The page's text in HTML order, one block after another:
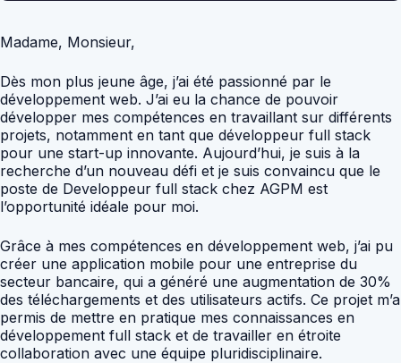
Madame, Monsieur,
Dès mon plus jeune âge, j’ai été passionné par le
développement web. J’ai eu la chance de pouvoir
développer mes compétences en travaillant sur différents
projets, notamment en tant que développeur full stack
pour une start-up innovante. Aujourd’hui, je suis à la
recherche d’un nouveau défi et je suis convaincu que le
poste de Developpeur full stack chez AGPM est
l’opportunité idéale pour moi.
Grâce à mes compétences en développement web, j’ai pu
créer une application mobile pour une entreprise du
secteur bancaire, qui a généré une augmentation de 30%
des téléchargements et des utilisateurs actifs. Ce projet m’a
permis de mettre en pratique mes connaissances en
développement full stack et de travailler en étroite
collaboration avec une équipe pluridisciplinaire.